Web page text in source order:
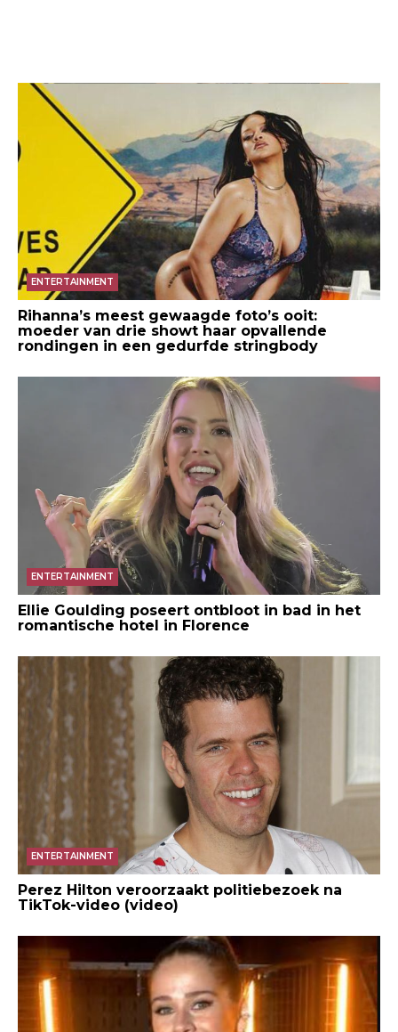
ENTERTAINMENT
Rihanna’s meest gewaagde foto’s ooit:
moeder van drie showt haar opvallende
rondingen in een gedurfde stringbody
ENTERTAINMENT
Ellie Goulding poseert ontbloot in bad in het
romantische hotel in Florence
ENTERTAINMENT
Perez Hilton veroorzaakt politiebezoek na
TikTok-video (video)